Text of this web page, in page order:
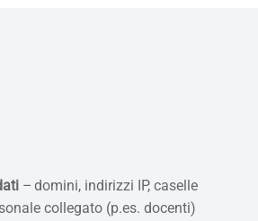
– domini, indirizzi IP, caselle
collegato (p.es. docenti)